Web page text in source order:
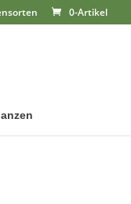
0-Artikel